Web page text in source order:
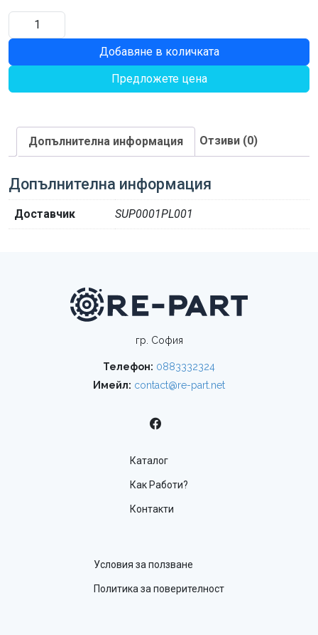
количество
за
Добавяне в количката
Предложете цена
Допълнителна информация Отзиви (0)
Допълнителна информация
Доставчик SUP0001PL001
гр. София
Телефон: 0883332324
Имейл: contact@re-part.net
Каталог
Как Работи?
Контакти
Условия за ползване
Политика за поверителност